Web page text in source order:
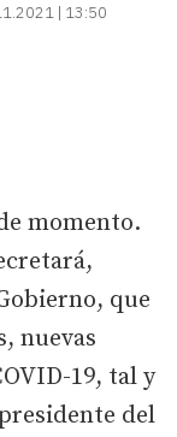
| 13:50
momento.
que
nuevas
19, tal y
del